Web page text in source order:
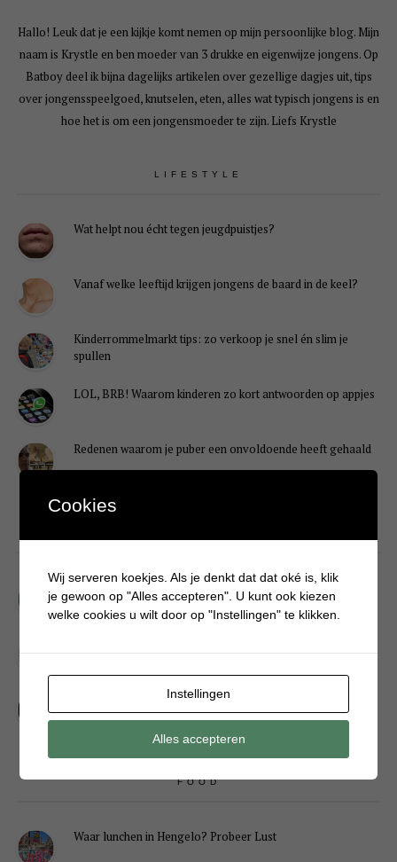
Hallo! Leuk dat je een kijkje komt nemen op mijn persoonlijke blog. Mijn
naam is Krystle en ben moeder van 3 drukke en eigenwijze jongens. Op
Batboy deel ik bijna dagelijks artikelen over gezellige dagjes uit, tips
over jongensspeelgoed, knutselen, eten, alles wat typisch jongens is en
hoe het is om een jongensmoeder te zijn. Liefs Krystle
LIFESTYLE
Wat helpt nou écht tegen jeugdpuistjes?
Vanaf welke leeftijd krijgen jongens de baard in de keel?
Kinderrommelmarkt tips: zo verkoop je snel én slim je
spullen
LOL, BRB! Waarom kinderen zo kort antwoorden op appjes
Redenen waarom je puber een onvoldoende heeft gehaald
Simpele DIY: Maak een geurroos van watten
Sneeuwpopkrans maken om bij de voordeur te hangen
FOOD
Waar lunchen in Hengelo? Probeer Lust
Cookies
Wij serveren koekjes. Als je denkt dat dat oké is, klik
je gewoon op "Alles accepteren". U kunt ook kiezen
welke cookies u wilt door op "Instellingen" te klikken.
Instellingen
Alles accepteren